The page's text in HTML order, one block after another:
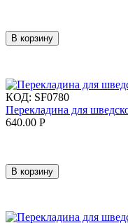
В корзину
КОД: SF0780
Перекладина для
640.00 Р
В корзину